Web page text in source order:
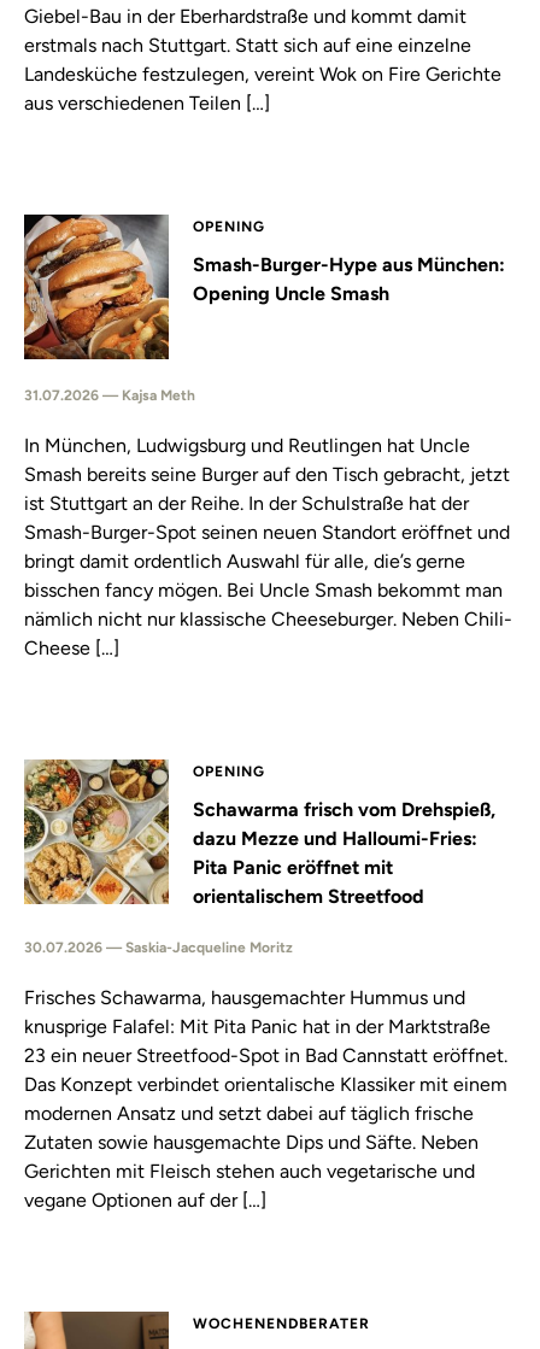
Giebel-Bau in der Eberhardstraße und kommt damit
erstmals nach Stuttgart. Statt sich auf eine einzelne
Landesküche festzulegen, vereint Wok on Fire Gerichte
aus verschiedenen Teilen […]
OPENING
Smash-Burger-Hype aus München:
Opening Uncle Smash
31.07.2026 — Kajsa Meth
In München, Ludwigsburg und Reutlingen hat Uncle
Smash bereits seine Burger auf den Tisch gebracht, jetzt
ist Stuttgart an der Reihe. In der Schulstraße hat der
Smash-Burger-Spot seinen neuen Standort eröffnet und
bringt damit ordentlich Auswahl für alle, die’s gerne
bisschen fancy mögen. Bei Uncle Smash bekommt man
nämlich nicht nur klassische Cheeseburger. Neben Chili-
Cheese […]
OPENING
Schawarma frisch vom Drehspieß,
dazu Mezze und Halloumi-Fries:
Pita Panic eröffnet mit
orientalischem Streetfood
30.07.2026 — Saskia-Jacqueline Moritz
Frisches Schawarma, hausgemachter Hummus und
knusprige Falafel: Mit Pita Panic hat in der Marktstraße
23 ein neuer Streetfood-Spot in Bad Cannstatt eröffnet.
Das Konzept verbindet orientalische Klassiker mit einem
modernen Ansatz und setzt dabei auf täglich frische
Zutaten sowie hausgemachte Dips und Säfte. Neben
Gerichten mit Fleisch stehen auch vegetarische und
vegane Optionen auf der […]
WOCHENENDBERATER